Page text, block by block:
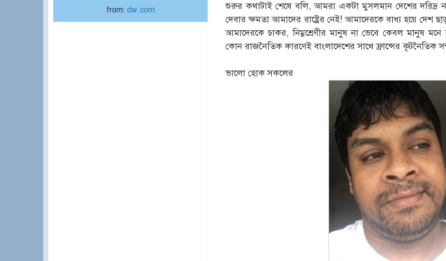
from: dw.com
শুরুর কথাটাই শেষে বলি, আমরা একটা মুসলমান দেশের দরিদ্র
দেবার ক্ষমতা আমাদের রাষ্ট্রের নেই! আমাদেরকে বাধ্য হয়ে দেশ
আমাদেরকে চাকর, নিম্নশ্রেণীর মানুষ না ভেবে কেবল মানুষ
কোন রাজনৈতিক কারণেই বাংলাদেশের সাথে ফ্রান্সের কূটনৈতিক
ভালো হোক সকলের